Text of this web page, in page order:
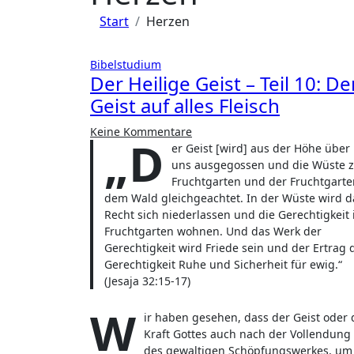
Start Herzen
Bibelstudium
Der Heilige Geist – Teil 10:
Geist auf alles Fleisch
Keine Kommentare
„D
er Geist [wird] aus der Höhe über
uns ausgegossen und die Wüste
Fruchtgarten und der
dem Wald gleichgeachtet. In der Wüste wird
Recht sich niederlassen und die Gerechtigkeit
Fruchtgarten wohnen. Und das Werk der
Gerechtigkeit wird Friede sein und der Ertrag
Gerechtigkeit Ruhe und Sicherheit für ewig.“
(Jesaja 32:15-17)
W ir haben gesehen, dass der Geist oder
Kraft Gottes auch nach der Vollendung
des gewaltigen Schöpfungswerkes, um